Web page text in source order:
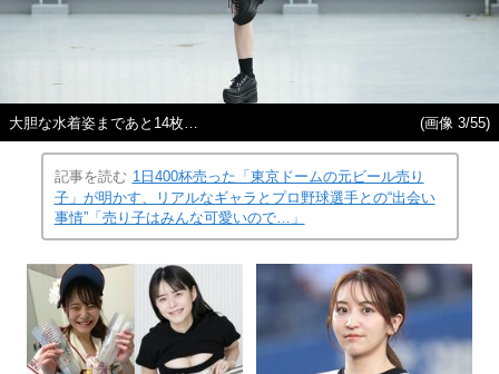
大胆な水着姿まであと14枚… (画像 3/55)
記事を読む 1日400杯売った「東京ドームの元ビール売り
子」が明かす、リアルなギャラとプロ野球選手との“出会い
事情”「売り子はみんな可愛いので…」